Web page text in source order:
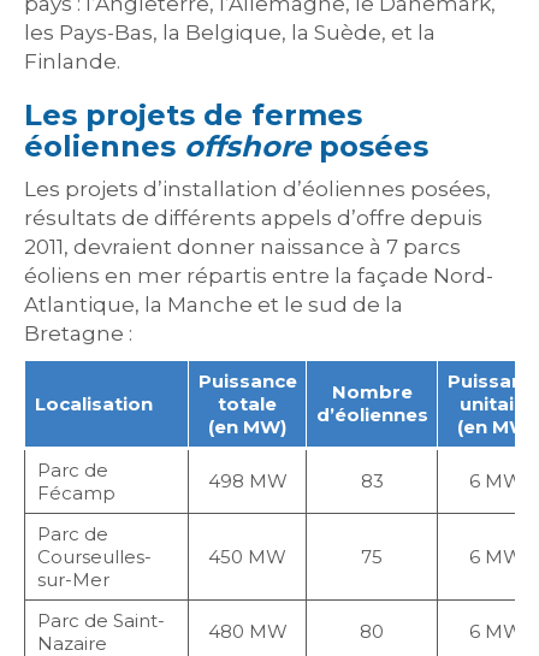
les Pays-Bas, la Belgique, la Suède, et la
Finlande.
Les projets de fermes
éoliennes offshoreposées
Les projets d’installation d’éoliennes posées,
résultats de différents appels d’offre depuis
2011, devraient donner naissance à 7 parcs
éoliens en mer répartis entre la façade Nord-
Atlantique, la Manche et le sud de la
Bretagne :
Localisation
Puissance
totale
(en MW)
Nombre
d’éoliennes
unitaire
(en MW)
Parc de
Fécamp
498 MW 83 6 MW
Parc de
Courseulles-
sur-Mer
450 MW 75 6 MW
Parc de Saint-
Nazaire
480 MW 80 6 MW